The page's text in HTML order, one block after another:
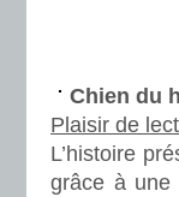
Chien du
Plaisir de
L’histoire
grâce à une